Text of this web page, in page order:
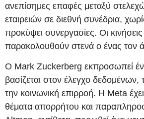
ανεπίσημες επαφές μεταξύ
εταιρειών σε διεθνή συνέδρια,
προκύψει συνεργασίες. Οι κινήσεις
παρακολουθούν στενά ο ένας τον
Ο Mark Zuckerberg εκπροσωπεί
βασίζεται στον έλεγχο δεδομένων,
την κοινωνική επιρροή. Η Meta έχει
θέματα απορρήτου και